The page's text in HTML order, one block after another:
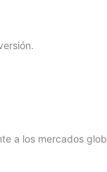
a los mercados